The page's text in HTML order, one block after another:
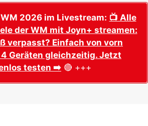
2026 im Livestream: 📺 Alle
der WM mit Joyn+ streamen:
verpasst? Einfach von vorn
Geräten gleichzeitig. Jetzt
testen ➡️ 🔴 +++